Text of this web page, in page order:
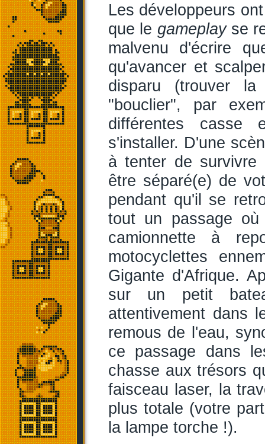
Les développeurs
que le gameplayse
malvenu d'écrire
qu'avancer et
disparu (trouver
"bouclier", par
différentes casse
s'installer. D'une
à tenter de survivre
être séparé(e) de
pendant qu'il se
tout un passage
camionnette à
motocyclettes
Gigante d'Afrique.
sur un petit
attentivement dans
remous de l'eau,
ce passage dans
chasse aux trésors
faisceau laser, la
plus totale (votre
la lampe torche !).